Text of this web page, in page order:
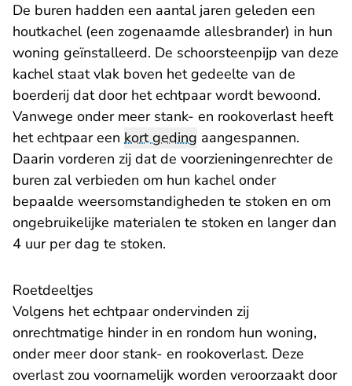
De buren hadden een aantal jaren geleden een
houtkachel (een zogenaamde allesbrander) in hun
woning geïnstalleerd. De schoorsteenpijp van deze
kachel staat vlak boven het gedeelte van de
boerderij dat door het echtpaar wordt bewoond.
Vanwege onder meer stank- en rookoverlast heeft
het echtpaar een kort geding aangespannen.
Daarin vorderen zij dat de voorzieningenrechter de
buren zal verbieden om hun kachel onder
bepaalde weersomstandigheden te stoken en om
ongebruikelijke materialen te stoken en langer dan
4 uur per dag te stoken.
Roetdeeltjes
Volgens het echtpaar ondervinden zij
onrechtmatige hinder in en rondom hun woning,
onder meer door stank- en rookoverlast. Deze
overlast zou voornamelijk worden veroorzaakt door